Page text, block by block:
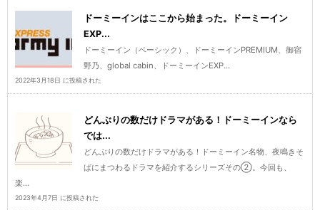
ドーミーインはここから始まった。ドーミーイン
EXP...
ドーミーイン（ベーシック）、ドーミーインPREMIUM、御宿
野乃、global cabin、ドーミーインEXP...
2022年3月18日 に投稿された
どんぶりの数だけドラマがある！ドーミーインなら
では...
どんぶりの数だけドラマがある！ドーミーイン名物、夜鳴きそ
ばにまつわるドラマを紹介するシリーズその②。今回も、
楽...
2023年4月7日 に投稿された